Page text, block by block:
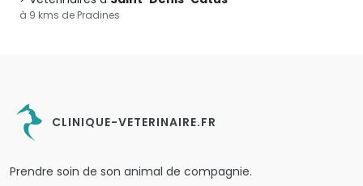
à 9 kms de Pradines
CLINIQUE-VETERINAIRE.FR
Prendre soin de son animal de compagnie.